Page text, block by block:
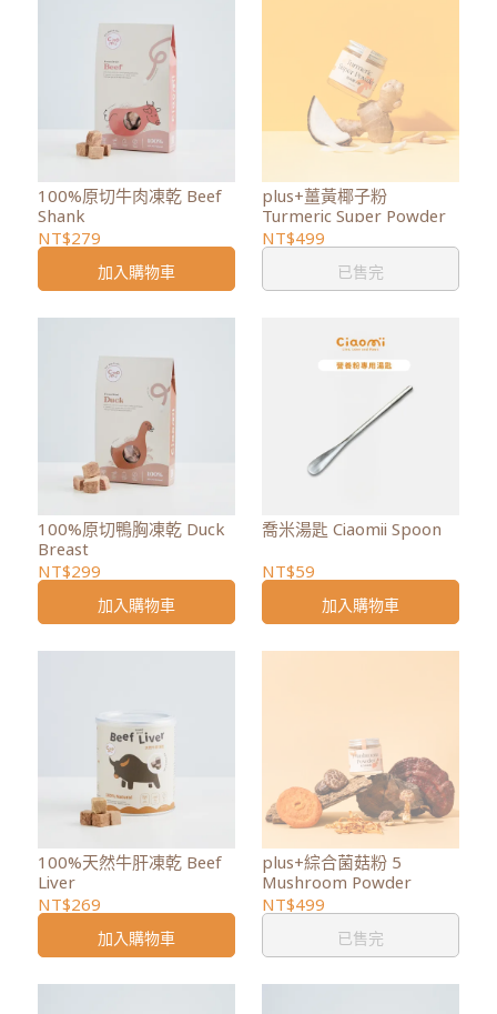
100%原切牛肉凍乾 Beef
Shank
NT$279
加入購物車
plus+薑黃椰子粉
Turmeric Super Powder
NT$499
已售完
100%原切鴨胸凍乾 Duck
Breast
NT$299
加入購物車
喬米湯匙 Ciaomii Spoon
NT$59
加入購物車
100%天然牛肝凍乾 Beef
Liver
NT$269
加入購物車
plus+綜合菌菇粉 5
Mushroom Powder
NT$499
已售完